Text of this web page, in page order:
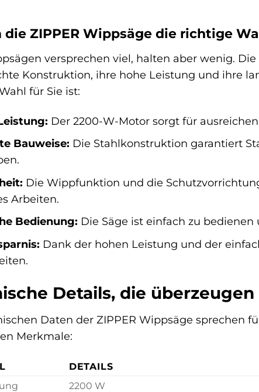
die ZIPPER Wippsäge die richtige
versprechen viel, halten aber wenig.
Konstruktion, ihre hohe Leistung und ihre
für Sie ist:
Der 2200-W-Motor sorgt für
Bauweise: Die Stahlkonstruktion garantiert
Die Wippfunktion und die
Arbeiten.
Bedienung: Die Säge ist einfach zu
Dank der hohen Leistung und der
Details, die überzeugen
Daten der ZIPPER Wippsäge sprechen
Merkmale:
DETAILS
2200 W